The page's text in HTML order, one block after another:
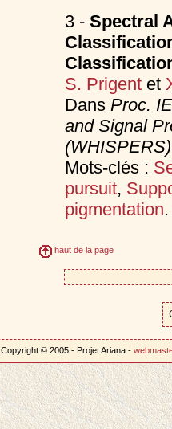
3 - Spectral
S. Prigentet
Dans Proc.
and Signal
(WHISPERS)
Mots-clés :
pursuit,
pigmentation.
haut de la page
Copyright © 2005 - Projet Ariana -